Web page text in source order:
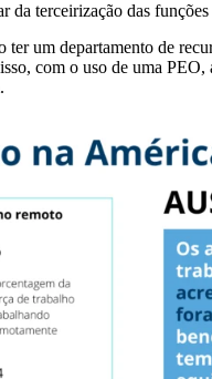
da terceirização das
ter um departamento de
com o uso de uma